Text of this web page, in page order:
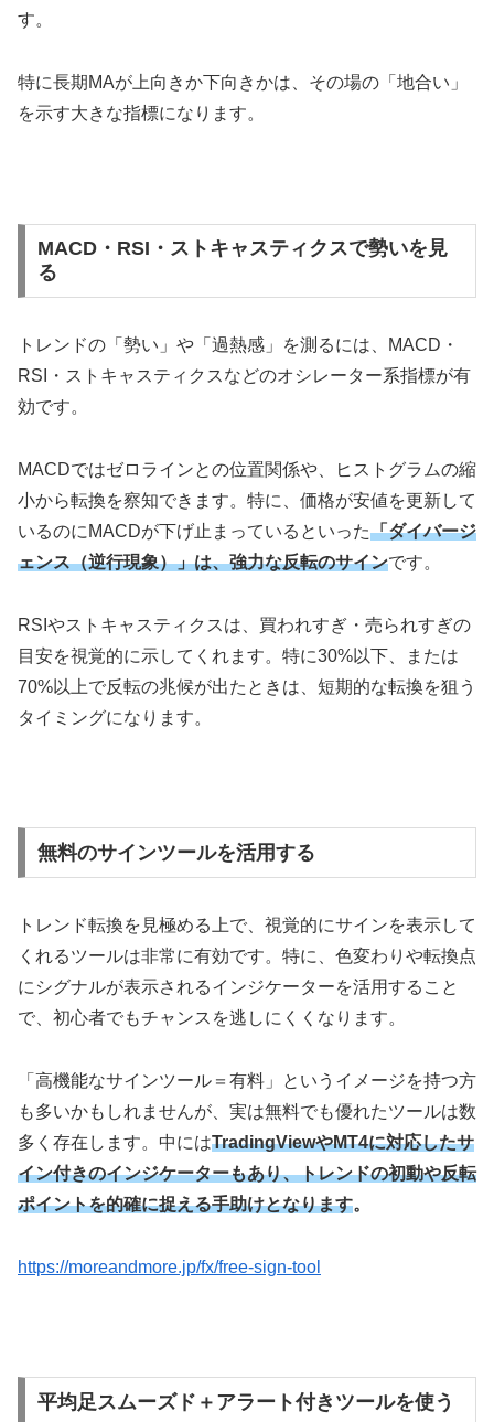
す。
特に長期MAが上向きか下向きかは、その場の「地合い」
を示す大きな指標になります。
MACD・RSI・ストキャスティクスで勢いを見
る
トレンドの「勢い」や「過熱感」を測るには、MACD・
RSI・ストキャスティクスなどのオシレーター系指標が有
効です。
MACDではゼロラインとの位置関係や、ヒストグラムの縮
小から転換を察知できます。特に、価格が安値を更新して
いるのにMACDが下げ止まっているといった「ダイバージ
ェンス（逆行現象）」は、強力な反転のサインです。
RSIやストキャスティクスは、買われすぎ・売られすぎの
目安を視覚的に示してくれます。特に30%以下、または
70%以上で反転の兆候が出たときは、短期的な転換を狙う
タイミングになります。
無料のサインツールを活用する
トレンド転換を見極める上で、視覚的にサインを表示して
くれるツールは非常に有効です。特に、色変わりや転換点
にシグナルが表示されるインジケーターを活用すること
で、初心者でもチャンスを逃しにくくなります。
「高機能なサインツール＝有料」というイメージを持つ方
も多いかもしれませんが、実は無料でも優れたツールは数
多く存在します。中にはTradingViewやMT4に対応したサ
イン付きのインジケーターもあり、トレンドの初動や反転
ポイントを的確に捉える手助けとなります。
https://moreandmore.jp/fx/free-sign-tool
平均足スムーズド＋アラート付きツールを使う